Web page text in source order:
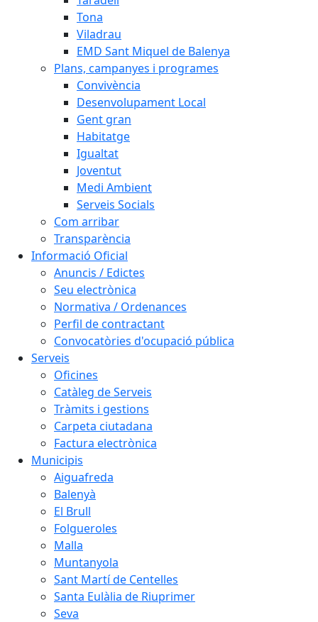
Tona
Viladrau
EMD Sant Miquel de Balenya
Plans, campanyes i programes
Convivència
Desenvolupament Local
Gent gran
Habitatge
Igualtat
Joventut
Medi Ambient
Serveis Socials
Com arribar
Transparència
Informació Oficial
Anuncis / Edictes
Seu electrònica
Normativa / Ordenances
Perfil de contractant
Convocatòries d'ocupació pública
Serveis
Oficines
Catàleg de Serveis
Tràmits i gestions
Carpeta ciutadana
Factura electrònica
Municipis
Aiguafreda
Balenyà
El Brull
Folgueroles
Malla
Muntanyola
Sant Martí de Centelles
Santa Eulàlia de Riuprimer
Seva